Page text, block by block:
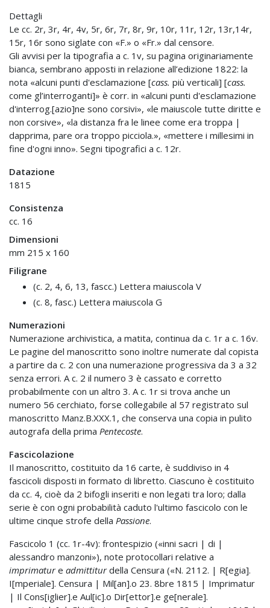
Dettagli
Le cc. 2r, 3r, 4r, 4v, 5r, 6r, 7r, 8r, 9r, 10r, 11r, 12r, 13r,14r,
15r, 16r sono siglate con «F.» o «Fr.» dal censore.
Gli avvisi per la tipografia a c. 1v, su pagina originariamente
bianca, sembrano apposti in relazione all’edizione 1822: la
nota «alcuni punti d'esclamazione [cass. più verticali] [cass.
come gl’interroganti]» è corr. in «alcuni punti d'esclamazione
d'interrog.[azio]ne sono corsivi», «le maiuscole tutte diritte e
non corsive», «la distanza fra le linee come era troppa |
dapprima, pare ora troppo picciola.», «mettere i millesimi in
fine d'ogni inno». Segni tipografici a c. 12r.
Datazione
1815
Consistenza
cc. 16
Dimensioni
mm 215 x 160
Filigrane
(c. 2, 4, 6, 13, fascc.) Lettera maiuscola V
(c. 8, fasc.) Lettera maiuscola G
Numerazioni
Numerazione archivistica, a matita, continua da c. 1r a c. 16v.
Le pagine del manoscritto sono inoltre numerate dal copista
a partire da c. 2 con una numerazione progressiva da 3 a 32
senza errori. A c. 2 il numero 3 è cassato e corretto
probabilmente con un altro 3. A c. 1r si trova anche un
numero 56 cerchiato, forse collegabile al 57 registrato sul
manoscritto Manz.B.XXX.1, che conserva una copia in pulito
autografa della prima Pentecoste.
Fascicolazione
Il manoscritto, costituito da 16 carte, è suddiviso in 4
fascicoli disposti in formato di libretto. Ciascuno è costituito
da cc. 4, cioè da 2 bifogli inseriti e non legati tra loro; dalla
serie è con ogni probabilità caduto l'ultimo fascicolo con le
ultime cinque strofe della Passione.
Fascicolo 1 (cc. 1r-4v): frontespizio («inni sacri | di |
alessandro manzoni»), note protocollari relative a
imprimature admittiturdella Censura («N. 2112. | R[egia].
I[mperiale]. Censura | Mil[an].o 23. 8bre 1815 | Imprimatur
| Il Cons[iglier].e Aul[ic].o Dir[ettor].e ge[nerale].